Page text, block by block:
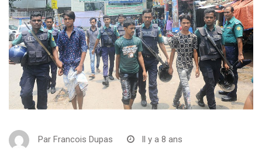
Par Francois Dupas Il y a 8 ans